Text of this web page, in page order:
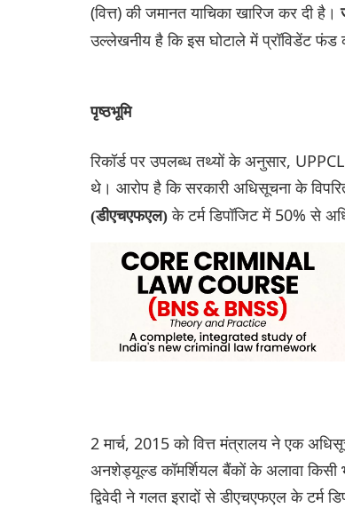
(वित्त) की जमानत याचिका खारिज कर दी है।
उल्लेखनीय है कि इस घोटाले में प्रॉविडेंट फंड
पृष्ठभूमि
रिकॉर्ड पर उपलब्ध तथ्यों के अनुसार,
थे। आरोप है कि सरकारी अधिसूचना के
(डीएचएफएल)के टर्म ‌डिपॉजिट में 50% से
2 मार्च, 2015 को वित्त मंत्रालय ने एक
अनशेड्यूल्ड कॉम‌र्श‌ियल बैंकों के अलावा किसी
द्विवेदी ने गलत इरादों से डीएचएफएल के